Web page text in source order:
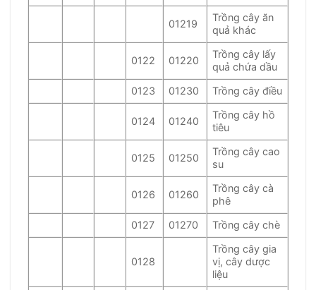
01219
Trồng cây ăn
quả khác
0122 01220
Trồng cây lấy
quả chứa dầu
0123
01230 Trồng cây điều
0124 01240
Trồng cây hồ
tiêu
0125 01250
Trồng cây cao
su
0126 01260
Trồng cây cà
phê
0127
01270 Trồng cây chè
0128
Trồng cây gia
vị, cây dược
liệu